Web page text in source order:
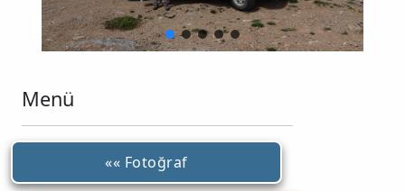
Menü
«« Fotoğraf